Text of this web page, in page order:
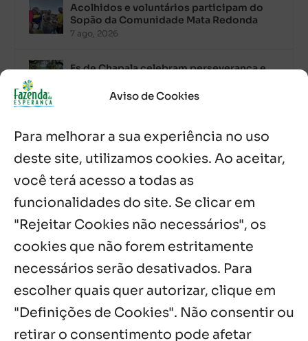
Aviso de Cookies
Para melhorar a sua experiência no uso
deste site, utilizamos cookies. Ao aceitar,
você terá acesso a todas as
funcionalidades do site. Se clicar em
"Rejeitar Cookies não necessários", os
cookies que não forem estritamente
necessários serão desativados. Para
escolher quais quer autorizar, clique em
"Definições de Cookies". Não consentir ou
retirar o consentimento pode afetar
Acolhidos e voluntários participam do
Sopão da Comunidade Mata Redonda
7 ago, 2026
Es de Chapala celebram perseverança e
7 ago, 2026
Palavra Diária (07/08/2026)
7 ago, 2026
Oito anos de esperança: Fazenda
Feminina de Chapala celebra aniversário
com missa e festa
6 ago, 2026
Notícias por Categoria